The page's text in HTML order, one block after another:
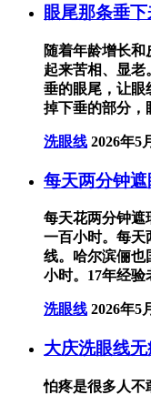
眼尾那条垂
随着年龄增长
起来苦相、显老
垂的眼尾，让眼
掉下垂的部分，
洗眼线 2026年5
每天两分钟
每天花两分钟遮
一百小时。每天
线。哈尔滨俪也
小时。17年经验
洗眼线 2026年5
大庆洗眼线
怕疼是很多人不